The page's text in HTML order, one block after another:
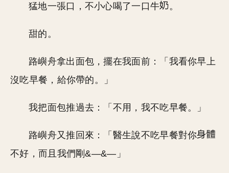
猛地一張口，不小心喝了一口牛 。
甜的。
路嶼舟拿出面包，擺在我面前：「我看你早上
沒吃早餐，給你帶的。」
我把面包推過去：「不用，我不吃早餐。」
路嶼舟又推回來：「醫生說不吃早餐對你
不好，而且我們剛&—&—」